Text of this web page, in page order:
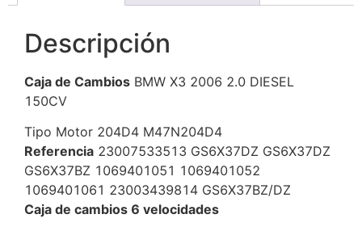
Descripción
Caja de Cambios BMW X3 2006 2.0 DIESEL
150CV
Tipo Motor 204D4 M47N204D4
Referencia 23007533513 GS6X37DZ GS6X37DZ
GS6X37BZ 1069401051 1069401052
1069401061 23003439814 GS6X37BZ/DZ
Caja de cambios 6 velocidades